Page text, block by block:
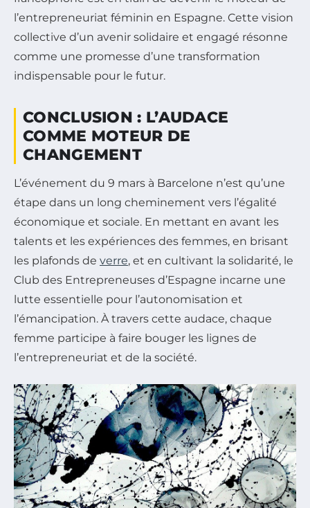
l’entrepreneuriat féminin en Espagne. Cette vision
collective d’un avenir solidaire et engagé résonne
comme une promesse d’une transformation
indispensable pour le futur.
CONCLUSION : L’AUDACE
COMME MOTEUR DE
CHANGEMENT
L’événement du 9 mars à Barcelone n’est qu’une
étape dans un long cheminement vers l’égalité
économique et sociale. En mettant en avant les
talents et les expériences des femmes, en brisant
les plafonds de verre, et en cultivant la solidarité, le
Club des Entrepreneuses d’Espagne incarne une
lutte essentielle pour l’autonomisation et
l’émancipation. À travers cette audace, chaque
femme participe à faire bouger les lignes de
l’entrepreneuriat et de la société.